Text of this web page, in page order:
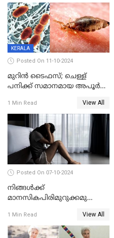
KERALA
Posted On 11-10-2024
മുറിൻ ടൈഫസ്; ചെള്ള്
പനിക്ക് സമാനമായ അപൂർവ
അറിയണം?
1 Min Read View All
Posted On 07-10-2024
നിങ്ങൾക്ക്
മാനസികപിരിമുറുക്കമുണ്ടോ ?
അറിഞ്ഞിരിക്കുക
1 Min Read View All